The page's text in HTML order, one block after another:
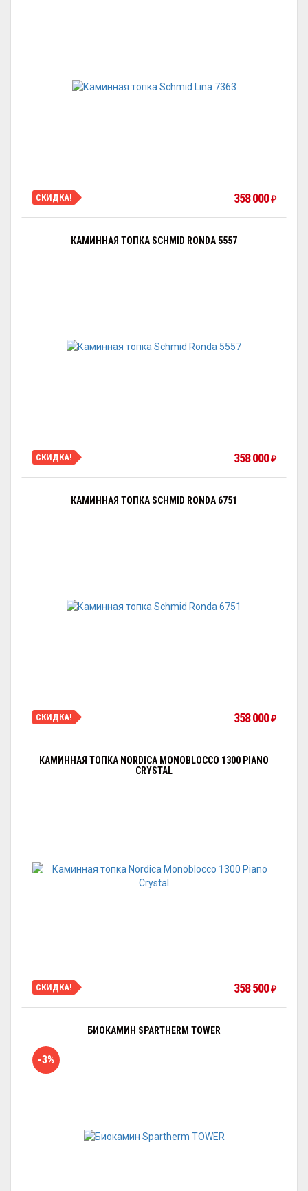
СКИДКА! 358 000 ₽
КАМИННАЯ ТОПКА SCHMID RONDA 5557
СКИДКА! 358 000 ₽
КАМИННАЯ ТОПКА SCHMID RONDA 6751
СКИДКА! 358 000 ₽
КАМИННАЯ ТОПКА NORDICA MONOBLOCCO 1300 PIANO
CRYSTAL
СКИДКА! 358 500 ₽
БИОКАМИН SPARTHERM TOWER
-3%